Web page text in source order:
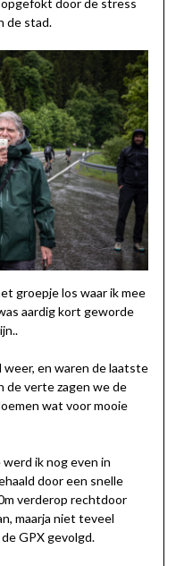
door de stress
de stad.
groepje los waar ik mee
aardig kort geworde
en waren de laatste
de verte zagen we de
wat voor mooie
ik nog even in
door een snelle
verderop rechtdoor
maarja niet teveel
GPX gevolgd.